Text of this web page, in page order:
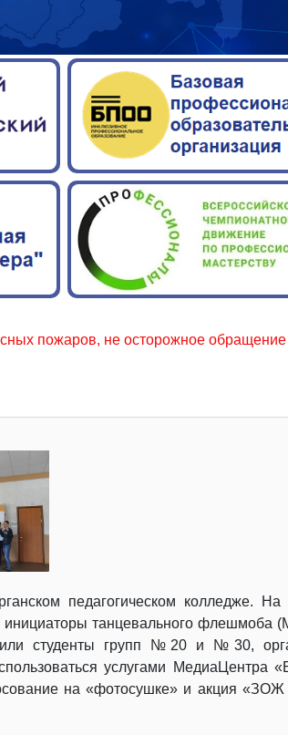
обращение с огнем местного
педагогическом колледже. На
танцевального флешмоба
студенты групп №20 и №30,
услугами МедиаЦентра
на «фотосушке» и акция